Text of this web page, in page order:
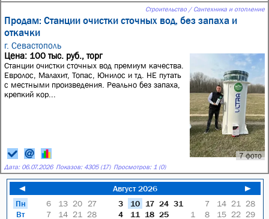
Строительство / Сантехника и отопление
Продам: Станции очистки сточных вод, без запаха и
откачки
г. Севастополь
7 фото
Цена: 100 тыс. руб., торг
Станции очистки сточных вод премиум качества.
Евролос, Малахит, Топас, Юнилос и тд. НЕ путать
с местными произведения. Реально без запаха,
крепкий кор...
Дата: 06.07.2026 Показов: 4305 (17) Просмотров: 1 (0)
◄ Август 2026
►
Пн
Вт
6 13 20
27
7
14 21
28
3 10 17 24 31
4
11 18 25
7 14 21
28
1
8 15 22 29